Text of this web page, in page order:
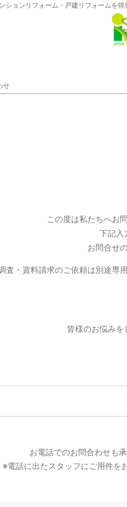
ションリフォーム・戸建リフォームを
せ
この度は私たちへお
下記入
お問合せ
査・資料請求のご依頼は別途専
皆様のお悩みを
お電話でのお問合わせも承
※電話に出たスタッフにご用件を